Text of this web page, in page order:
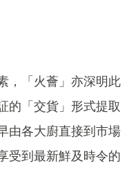
，「火薈」亦深明此
的「交貨」形式提取
由各大廚直接到市場
受到最新鮮及時令的